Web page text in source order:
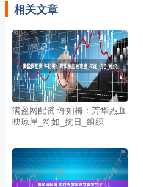
相关文章
满盈网配资 许如梅：芳华热血
映琼崖_符如_抗日_组织